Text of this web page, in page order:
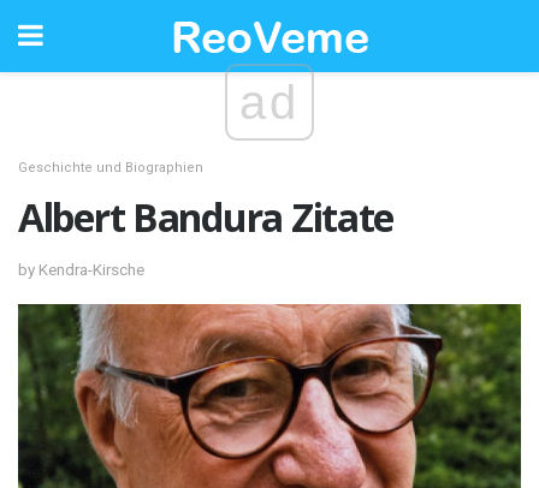
ad
Geschichte und Biographien
Albert Bandura Zitate
by Kendra-Kirsche